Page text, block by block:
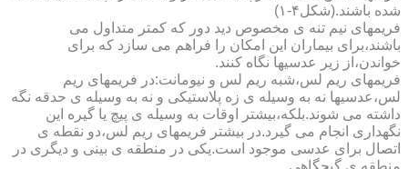
شده باشند.(شکل۴-۱)
فریمهای نیم تنه ی مخصوص دید دور که کمتر متداول می
باشند،برای بیماران این امکان را فراهم می سازد که برای
خواندن،از زیر عدسیها نگاه کنند.
فریمهای ریم لس،شبه ریم لس و نیومانت:در فریمهای ریم
لس،عدسیها نه به وسیله ی زه پلاستیکی و نه به وسیله ی حدقه نگه
داشته می شوند.بلکه،بیشتر اوقات به وسیله ی پیچ یا گیره این
نگهداری انجام می گیرد.در بیشتر فریمهای ریم لس،دو نقطه ی
اتصال برای عدسی موجود است.یکی در منطقه ی بینی و دیگری در